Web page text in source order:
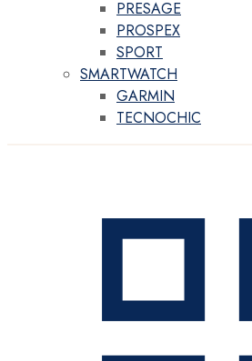
PRESAGE
PROSPEX
SPORT
SMARTWATCH
GARMIN
TECNOCHIC